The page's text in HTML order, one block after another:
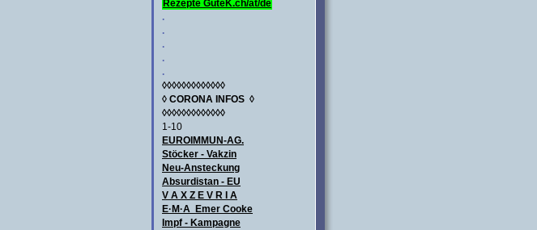
Rezepte GuteK.ch/at/de
.
.
.
.
.
◊◊◊◊◊◊◊◊◊◊◊◊◊
◊ CORONA INFOS ◊
◊◊◊◊◊◊◊◊◊◊◊◊◊
1-10
EUROIMMUN-AG.
Stöcker - Vakzin
Neu-Ansteckung
Absurdistan - EU
V A X Z E V R I A
E·M·A Emer Cooke
Impf - Kampagne